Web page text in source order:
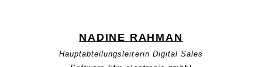
NADINE RAHMAN
Hauptabteilungsleiterin Digital Sales